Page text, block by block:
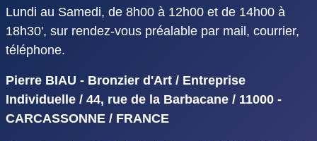
Lundi au Samedi, de 8h00 à 12h00 et de 14h00 à
18h30', sur rendez-vous préalable par mail, courrier,
téléphone.
Pierre BIAU - Bronzier d'Art / Entreprise
Individuelle / 44, rue de la Barbacane / 11000 -
CARCASSONNE / FRANCE